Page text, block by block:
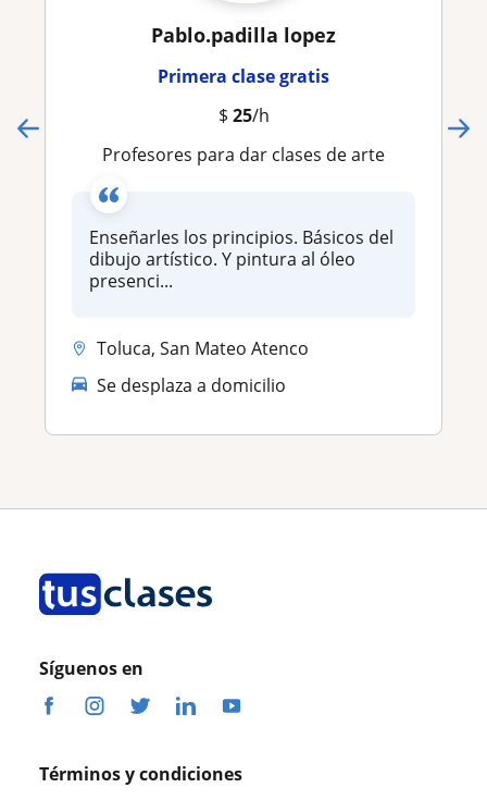
Pablo.padilla lopez
Primera clase gratis
$ 25/h
Profesores para dar clases de arte
Enseñarles los principios. Básicos del
dibujo artístico. Y pintura al óleo
presenci...
Toluca, San Mateo Atenco
Se desplaza a domicilio
Síguenos en
Términos y condiciones